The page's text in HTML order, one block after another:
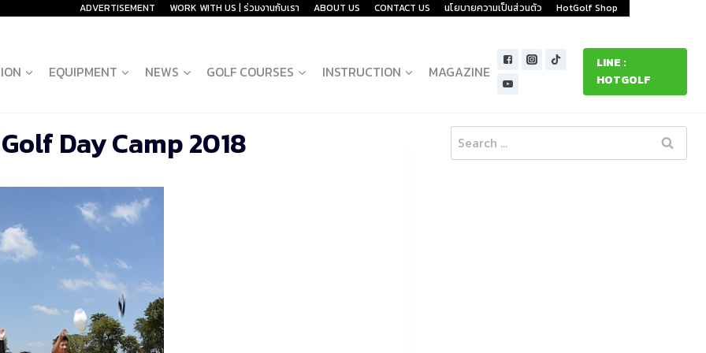
ADVERTISEMENT WORK WITH US | ร่วมงานกับเรา ABOUT US CONTACT US นโยบายความเป็นส่วนตัว HotGolf Shop
EQUIPMENT NEWS GOLF COURSES INSTRUCTION MAGAZINE
LINE :
HOTGOLF
Day Camp 2018
Search
for: